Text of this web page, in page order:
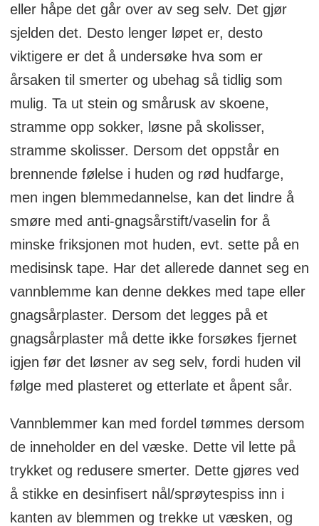
eller håpe det går over av seg selv. Det gjør
sjelden det. Desto lenger løpet er, desto
viktigere er det å undersøke hva som er
årsaken til smerter og ubehag så tidlig som
mulig. Ta ut stein og smårusk av skoene,
stramme opp sokker, løsne på skolisser,
stramme skolisser. Dersom det oppstår en
brennende følelse i huden og rød hudfarge,
men ingen blemmedannelse, kan det lindre å
smøre med anti-gnagsårstift/vaselin for å
minske friksjonen mot huden, evt. sette på en
medisinsk tape. Har det allerede dannet seg en
vannblemme kan denne dekkes med tape eller
gnagsårplaster. Dersom det legges på et
gnagsårplaster må dette ikke forsøkes fjernet
igjen før det løsner av seg selv, fordi huden vil
følge med plasteret og etterlate et åpent sår.
Vannblemmer kan med fordel tømmes dersom
de inneholder en del væske. Dette vil lette på
trykket og redusere smerter. Dette gjøres ved
å stikke en desinfisert nål/sprøytespiss inn i
kanten av blemmen og trekke ut væsken, og